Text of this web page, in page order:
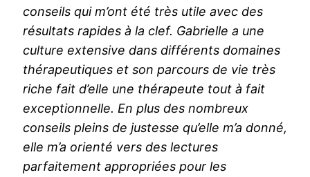
conseils qui m’ont été très utile avec des
résultats rapides à la clef. Gabrielle a une
culture extensive dans différents domaines
thérapeutiques et son parcours de vie très
riche fait d’elle une thérapeute tout à fait
exceptionnelle. En plus des nombreux
conseils pleins de justesse qu’elle m’a donné,
elle m’a orienté vers des lectures
parfaitement appropriées pour les